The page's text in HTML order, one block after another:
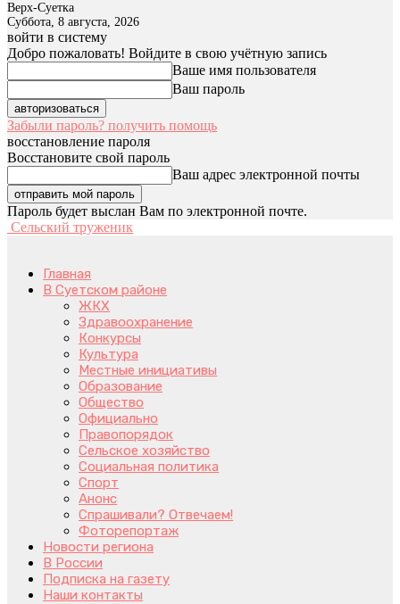
Верх-Суетка
Суббота, 8 августа, 2026
войти в систему
Добро пожаловать! Войдите в свою учётную запись
Ваше имя пользователя
Ваш пароль
Забыли пароль? получить помощь
восстановление пароля
Восстановите свой пароль
Ваш адрес электронной почты
Пароль будет выслан Вам по электронной почте.
Сельский труженик
Главная
В Суетском районе
ЖКХ
Здравоохранение
Конкурсы
Культура
Местные инициативы
Образование
Общество
Официально
Правопорядок
Сельское хозяйство
Социальная политика
Спорт
Анонс
Спрашивали? Отвечаем!
Фоторепортаж
Новости региона
В России
Подписка на газету
Наши контакты